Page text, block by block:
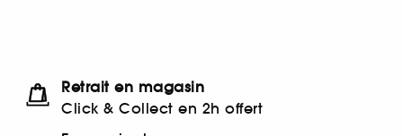
Retrait en magasin
Click & Collect en 2h offert